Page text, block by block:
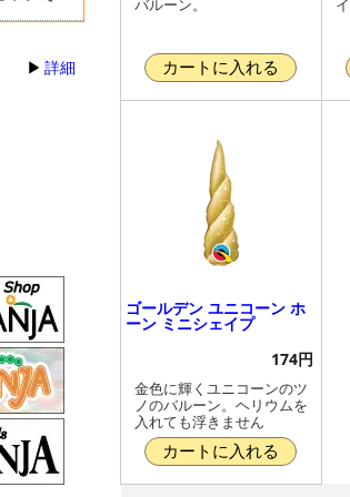
詳細
バルーン。
カートに入れる
ゴールデン ユニコーン ホ
ーン ミニシェイプ
174円
金色に輝くユニコーンのツ
ノのバルーン。ヘリウムを
入れても浮きません
カートに入れる